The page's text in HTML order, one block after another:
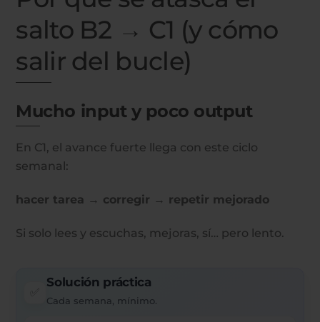
salto B2 → C1 (y cómo
salir del bucle)
Mucho input y poco output
En C1, el avance fuerte llega con este ciclo
semanal:
hacer tarea → corregir → repetir mejorado
Si solo lees y escuchas, mejoras, sí… pero lento.
Solución práctica
Cada semana, mínimo.